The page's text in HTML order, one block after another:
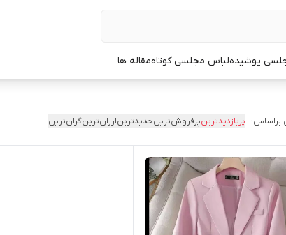
پوشیدهلباس مجلسی کوتاهمقاله ها
براساس: پربازدیدترینپرفروش‌ترینجدیدترینارزان‌ترینگران‌ترین